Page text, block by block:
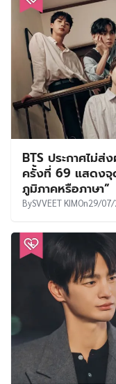
BTS ประกาศไม่ส่
ครั้งที่ 69 แสดงจุ
ภูมิภาคหรือภาษา”
BySVVEET KIMOn29/